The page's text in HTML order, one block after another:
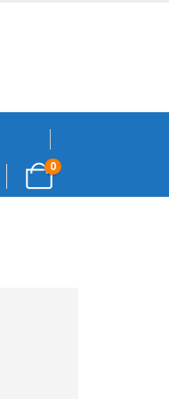
0